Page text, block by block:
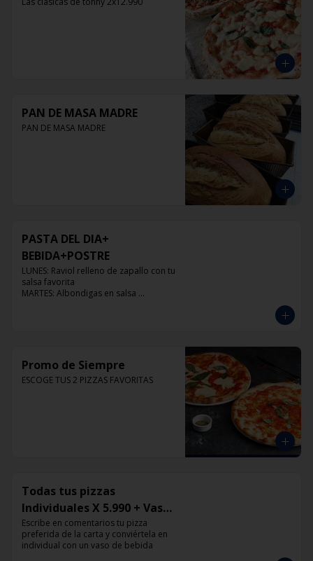
PAN DE MASA MADRE
PAN DE MASA MADRE
PASTA DEL DIA+
BEBIDA+POSTRE
LUNES: Raviol relleno de zapallo con tu
salsa favorita
MARTES: Albondigas en salsa
VIERNES: Raviol cabra con tu salsa
favorita
Promo de Siempre
ESCOGE TUS 2 PIZZAS FAVORITAS
Todas tus pizzas
Individuales X 5.990 + Vaso
de Bebida Grande
Escribe en comentarios tu pizza
preferida de la carta y conviértela en
individual con un vaso de bebida